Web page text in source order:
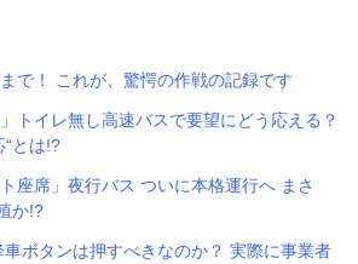
で！ これが、驚愕の作戦の記録です
トイレ無し高速バスで要望にどう応える？
“とは!?
座席」夜行バス ついに本格運行へ まさ
か!?
車ボタンは押すべきなのか？ 実際に事業者